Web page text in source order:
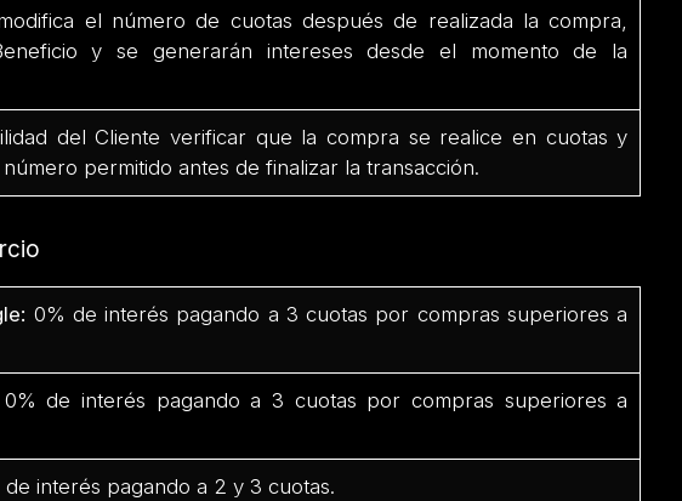
el número de cuotas después de realizada la compra,
y se generarán intereses desde el momento de la
del Cliente verificar que la compra se realice en cuotas y
permitido antes de finalizar la transacción.
0% de interés pagando a 3 cuotas por compras superiores a
0% de interés pagando a 3 cuotas por compras superiores a
de interés pagando a 2 y 3 cuotas.